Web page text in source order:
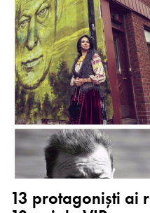
13 protagoniști ai